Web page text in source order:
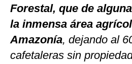
Forestal, que de
la inmensa área
Amazonía, dejando al
cafetaleras sin